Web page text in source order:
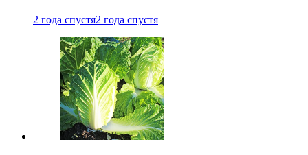
2 года спустя2 года спустя